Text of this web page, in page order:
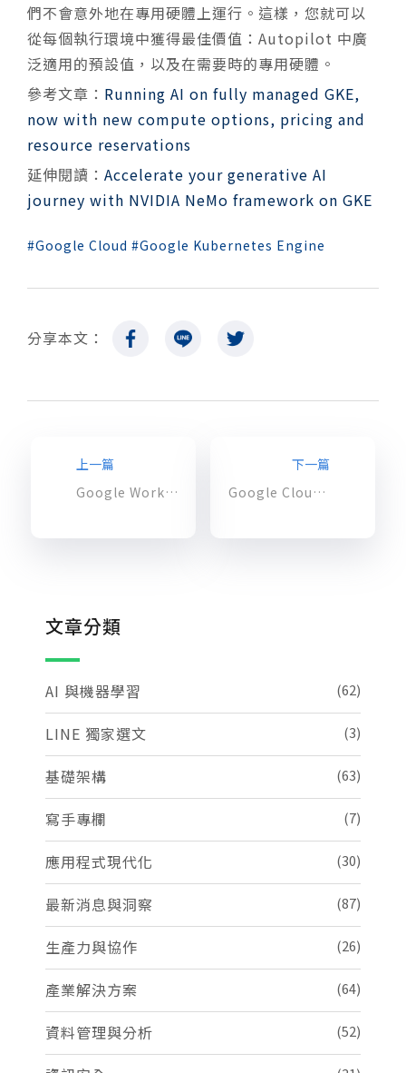
們不會意外地在專用硬體上運行。這樣，您就可以
從每個執行環境中獲得最佳價值：Autopilot 中廣
泛適用的預設值，以及在需要時的專用硬體。
參考文章： Running AI on fully managed GKE,
now with new compute options, pricing and
resource reservations
延伸閱讀： Accelerate your generative AI
journey with NVIDIA NeMo framework on GKE
Google Cloud Google Kubernetes Engine
分享本文：
上一篇
Google Workspace 更新 Google Chat 和 BigQuery 審核日誌功能
下一篇
Google Cloud 雲端安全性提升，服務帳戶金鑰管理教學
文章分類
AI 與機器學習 (62)
LINE 獨家選文 (3)
基礎架構 (63)
寫手專欄 (7)
應用程式現代化 (30)
最新消息與洞察 (87)
生產力與協作 (26)
產業解決方案 (64)
資料管理與分析 (52)